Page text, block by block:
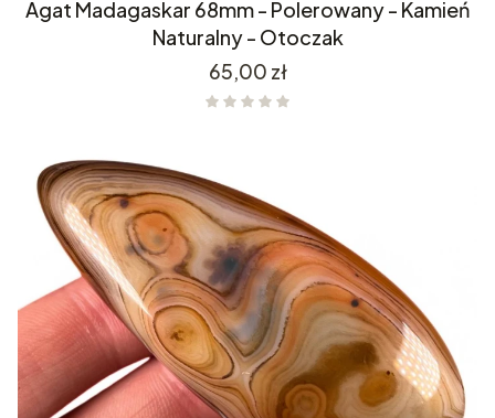
Agat Madagaskar 68mm - Polerowany - Kamień
Naturalny - Otoczak
Cena
65,00 zł